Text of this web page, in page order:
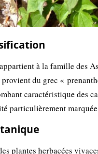
appartient à la famille des
du grec «
caractéristique des
particulièrement
plantes herbacées